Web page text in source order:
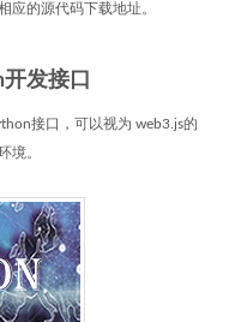
应的源代码下载地址。
发接口
接口，可以视为 web3.js的
境。